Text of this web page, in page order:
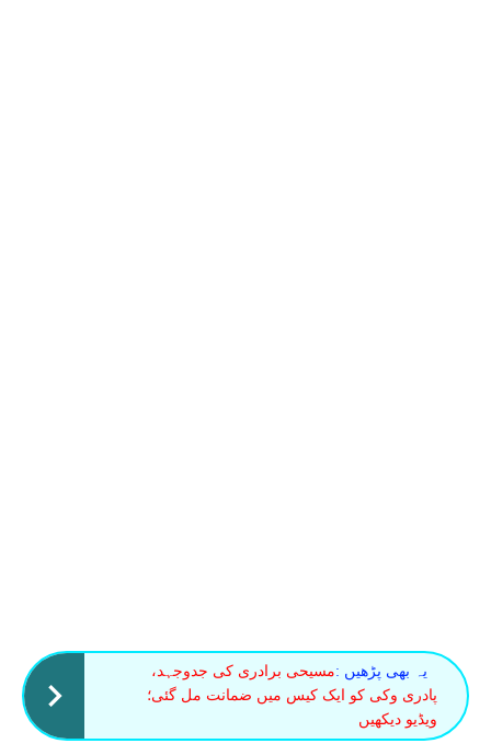
یہ بھی پڑھیں :مسیحی برادری کی جدوجہد،
پادری وکی کو ایک کیس میں ضمانت مل گئی؛
ویڈیو دیکھیں